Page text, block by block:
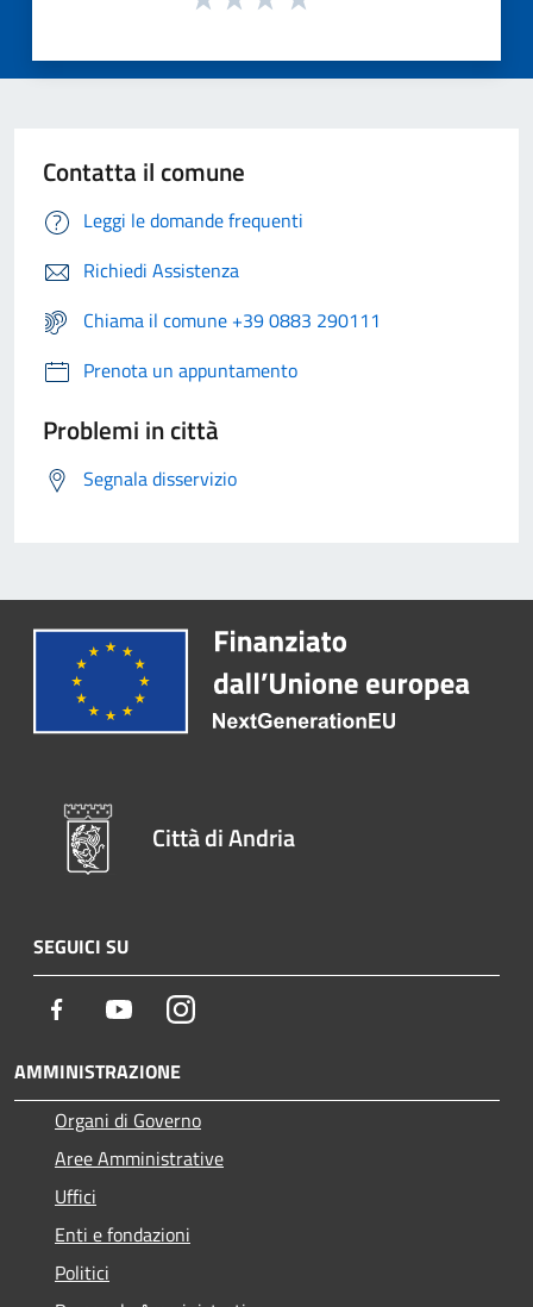
Contatta il comune
Leggi le domande frequenti
Richiedi Assistenza
Chiama il comune +39 0883 290111
Prenota un appuntamento
Problemi in città
Segnala disservizio
Città di Andria
SEGUICI SU
Facebook YoutubeInstagram
AMMINISTRAZIONE
Organi di Governo
Aree Amministrative
Uffici
Enti e fondazioni
Politici